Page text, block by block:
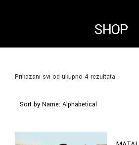
SHOP
Prikazani svi od ukupno 4 rezultata